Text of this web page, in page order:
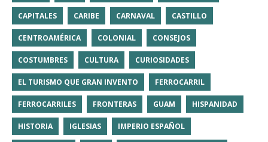
CAPITALES CARIBE CARNAVAL CASTILLO
CENTROAMÉRICA COLONIAL CONSEJOS
COSTUMBRES CULTURA CURIOSIDADES
EL TURISMO QUE GRAN INVENTO FERROCARRIL
FERROCARRILES FRONTERAS GUAM HISPANIDAD
HISTORIA IGLESIAS IMPERIO ESPAÑOL